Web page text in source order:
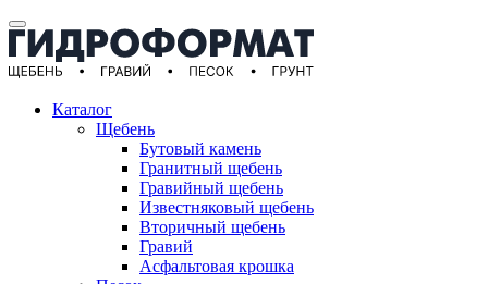
Каталог
Щебень
Бутовый камень
Гранитный щебень
Гравийный щебень
Известняковый щебень
Вторичный щебень
Гравий
Асфальтовая крошка